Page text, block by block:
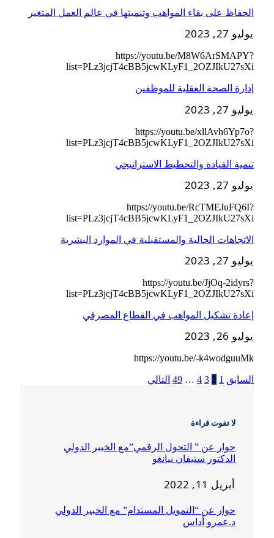
الحفاظ على بقاء المواهب وتنميتها في عالم العمل المتغير
يوليو 27, 2023
https://youtu.be/M8W6ArSMAPY?
list=PLz3jcjT4cBB5jcwKLyF1_2OZJIkU27sXi
إدارة الصحة العقلية للموظفين
يوليو 27, 2023
https://youtu.be/xllAvh6Yp7o?
list=PLz3jcjT4cBB5jcwKLyF1_2OZJIkU27sXi
تنمية القيادة والتخطيط الاستراتيجي
يوليو 27, 2023
https://youtu.be/RcTMEJuFQ6I?
list=PLz3jcjT4cBB5jcwKLyF1_2OZJIkU27sXi
الاتجاهات الحالية والمستقبلية في الموارد البشرية
يوليو 27, 2023
https://youtu.be/JjOq-2idyrs?
list=PLz3jcjT4cBB5jcwKLyF1_2OZJIkU27sXi
إعادة تشكيل المواهب في القطاع المصرفي
يوليو 26, 2023
https://youtu.be/-k4wodguuMk
السابق 1
2
3
4
…
49 التالي
لا تفوت قراءة
حوار عن ” التحول الرقمي”مع الخبير الدولي
الدكتور ستيفان نيانغو
أبريل 11, 2022
حوار عن “التمويل المستدام” مع الخبير الدولي
د.عمرو أداس